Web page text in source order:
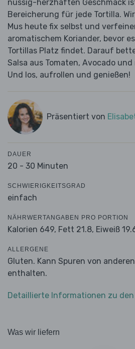
nussig-herzhaften Geschmack
Bereicherung für jede Tortilla.
Mus heute fix selbst und
aromatischem Koriander, bevor
Tortillas Platz findet. Darauf
Salsa aus Tomaten, Avocado
Und los, aufrollen und genießen!
Präsentiert von
DAUER
20 - 30 Minuten
SCHWIERIGKEITSGRAD
einfach
NÄHRWERTANGABEN PRO PORTION
Kalorien 649, Fett 21.8, Eiweiß
ALLERGENE
Gluten. Kann Spuren von
enthalten.
Detaillierte Informationen zu
Was wir liefern